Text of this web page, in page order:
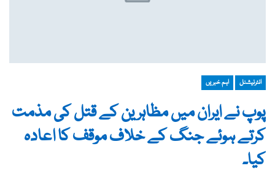
انٹرنیشنل اہم خبریں
پوپ نے ایران میں مظاہرین کے قتل کی مذمت
کرتے ہوئے جنگ کے خلاف موقف کا اعادہ
کیا۔